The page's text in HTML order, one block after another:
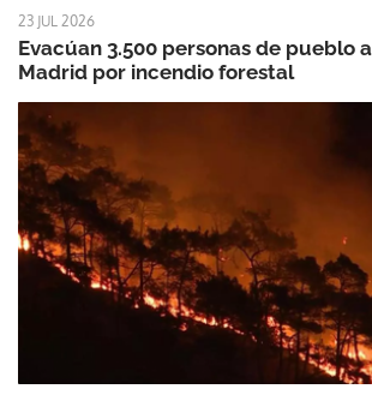
23 JUL 2026
Evacúan 3.500 personas de pueblo
Madrid por incendio forestal